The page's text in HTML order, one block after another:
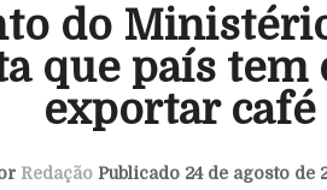
do
que país tem
exportar café
RedaçãoPublicado 24 de agosto de